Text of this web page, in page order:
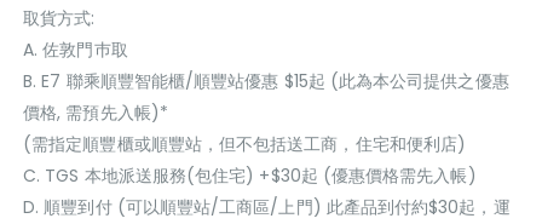
取貨方式:
A. 佐敦門巿取
B. E7 聯乘順豐智能櫃/順豐站優惠 $15起 (此為本公司提供之優惠
價格, 需預先入帳)*
(需指定順豐櫃或順豐站，但不包括送工商，住宅和便利店)
C. TGS 本地派送服務(包住宅) +$30起 (優惠價格需先入帳)
D. 順豐到付 (可以順豐站/工商區/上門) 此產品到付約$30起，運